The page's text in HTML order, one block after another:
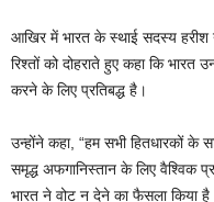
आखिर में भारत के स्थाई सदस्य हरीश
रिश्तों को दोहराते हुए कहा कि भारत
करने के लिए प्रतिबद्ध है।
उन्होंने कहा, “हम सभी हितधारकों के
समृद्ध अफगानिस्तान के लिए वैश्विक
भारत ने वोट न देने का फैसला किया